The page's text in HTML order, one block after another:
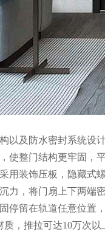
以及防水密封系统设计
使整门结构更牢固，
用装饰压板，隐藏式螺
力，将门扇上下两端
停留在轨道任意位置，
，推拉可达10万次以